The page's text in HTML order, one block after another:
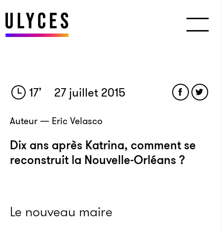
17’ 27 juillet 2015
Auteur — Eric Velasco
Dix ans après Katrina, comment se
reconstruit la Nouvelle-Orléans ?
Le nouveau maire